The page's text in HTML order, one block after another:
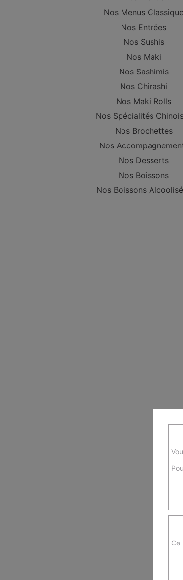
Nos Menus Classique
Nos Entrées
Nos Sushis
Nos Maki
Nos Sashimis
Nos Chirashi
Nos Maki Rolls
Nos Spécialités
Nos Brochettes
Nos
Nos Desserts
Nos Boissons
Nos Boissons
Ce